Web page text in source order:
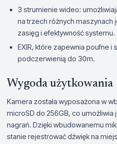
3 strumienie wideo:
na trzech różnych
zasięg i efektywność systemu.
EXIR, które zapewnia poufne
podczerwienią do 30m.
Wygoda użytkowania
Kamera została wyposażona w
microSD do 256GB, co
nagrań. Dzięki wbudowanemu
stanie rejestrować dźwięk na